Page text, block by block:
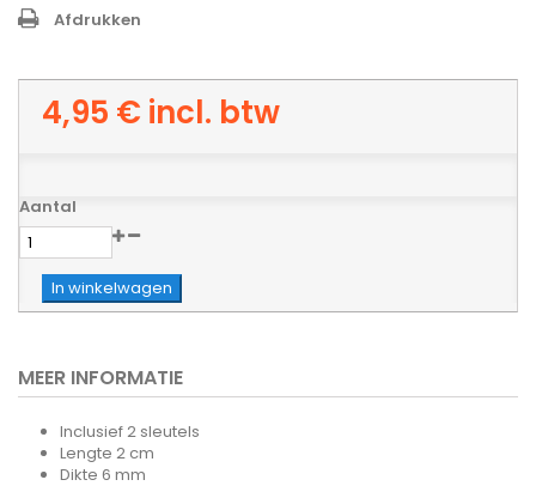
Afdrukken
4,95 € incl. btw
Aantal
In winkelwagen
MEER INFORMATIE
Inclusief 2 sleutels
Lengte 2 cm
Dikte 6 mm